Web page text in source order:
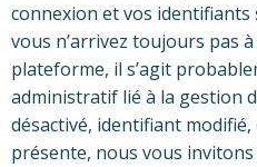
connexion et vos identifiants
vous n’arrivez toujours pas
plateforme, il s’agit
administratif lié à la gestion
désactivé, identifiant modifié,
présente, nous vous invitons